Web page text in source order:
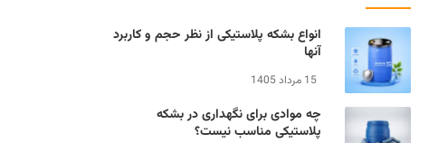
انواع بشکه پلاستیکی از نظر حجم و کاربرد
آنها
15 مرداد 1405
چه موادی برای نگهداری در بشکه
پلاستیکی مناسب نیست؟